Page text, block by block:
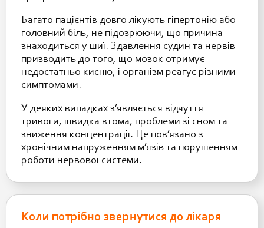
Багато пацієнтів довго лікують гіпертонію або
головний біль, не підозрюючи, що причина
знаходиться у шиї. Здавлення судин та нервів
призводить до того, що мозок отримує
недостатньо кисню, і організм реагує різними
симптомами.
У деяких випадках з’являється відчуття
тривоги, швидка втома, проблеми зі сном та
зниження концентрації. Це пов’язано з
хронічним напруженням м’язів та порушенням
роботи нервової системи.
Коли потрібно звернутися до лікаря